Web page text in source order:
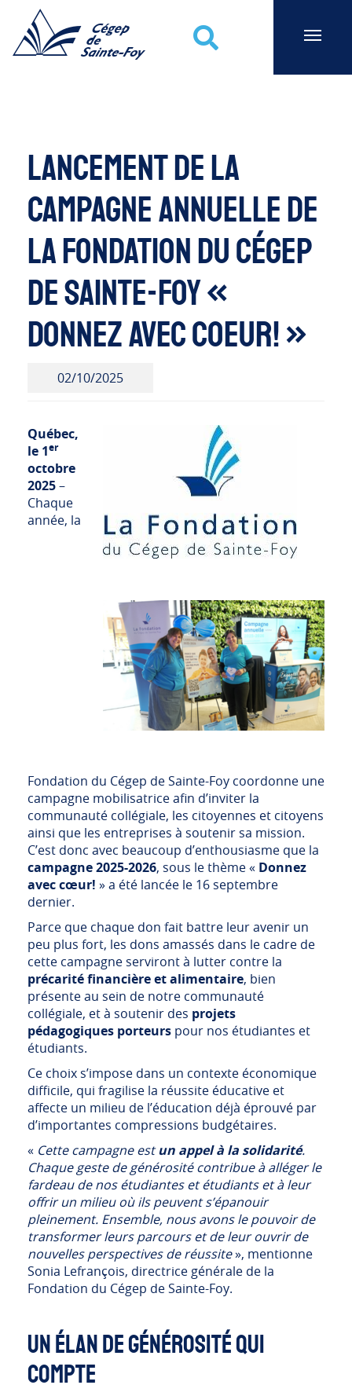
Lancement de la
campagne annuelle de
la Fondation du Cégep
de Sainte-foy «
Donnez avec coeur! »
02/10/2025
Québec,
le 1er
octobre
2025–
Chaque
année, la
Fondation du Cégep de Sainte-Foy coordonne une
campagne mobilisatrice afin d’inviter la
communauté collégiale, les citoyennes et citoyens
ainsi que les entreprises à soutenir sa mission.
C’est donc avec beaucoup d’enthousiasme que la
campagne 2025-2026, sous le thème « Donnez
avec cœur! » a été lancée le 16 septembre
dernier.
Parce que chaque don fait battre leur avenir un
peu plus fort, les dons amassés dans le cadre de
cette campagne serviront à lutter contre la
précarité financière et alimentaire, bien
présente au sein de notre communauté
collégiale, et à soutenir des projets
pédagogiques porteurs pour nos étudiantes et
étudiants.
Ce choix s’impose dans un contexte économique
difficile, qui fragilise la réussite éducative et
affecte un milieu de l’éducation déjà éprouvé par
d’importantes compressions budgétaires.
« Cette campagne estun appel à la solidarité.
Chaque geste de générosité contribue à alléger le
fardeau de nos étudiantes et étudiants et à leur
offrir un milieu où ils peuvent s’épanouir
pleinement. Ensemble, nous avons le pouvoir de
transformer leurs parcours et de leur ouvrir de
nouvelles perspectives de réussite», mentionne
Sonia Lefrançois, directrice générale de la
Fondation du Cégep de Sainte-Foy.
UN ÉLAN DE GÉNÉROSITÉ QUI
COMPTE